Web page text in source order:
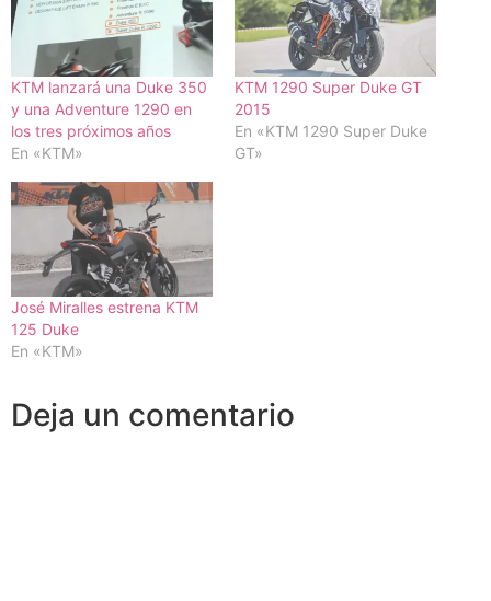
KTM lanzará una Duke 350
y una Adventure 1290 en
los tres próximos años
En «KTM»
KTM 1290 Super Duke GT
2015
En «KTM 1290 Super Duke
GT»
José Miralles estrena KTM
125 Duke
En «KTM»
Deja un comentario